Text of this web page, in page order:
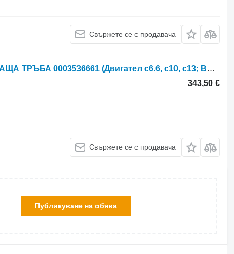
Свържете се с продавача
Ауспух Claas Lexion 560 ИЗПУСКВАЩА ТРЪБА 0003536661 (Двигател c6.6, c10, c13; Великобритания за зърнокомбайн Claas Lexion 560
343,50 €
Свържете се с продавача
Публикуване на обява